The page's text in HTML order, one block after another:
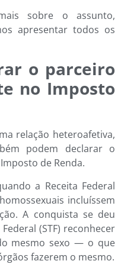
sobre o assunto,
apresentar todos os
o parceiro
no Imposto
relação heteroafetiva,
podem declarar o
de Renda.
a Receita Federal
incluíssem
A conquista se deu
(STF) reconhecer
mesmo sexo — o que
fazerem o mesmo.